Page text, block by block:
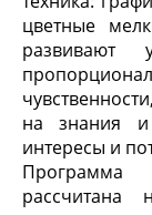
цветные
на знания и
интересы и
Программа